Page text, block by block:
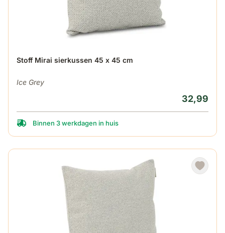
Stoff Mirai sierkussen 45 x 45 cm
Ice Grey
32,99
Binnen 3 werkdagen in huis